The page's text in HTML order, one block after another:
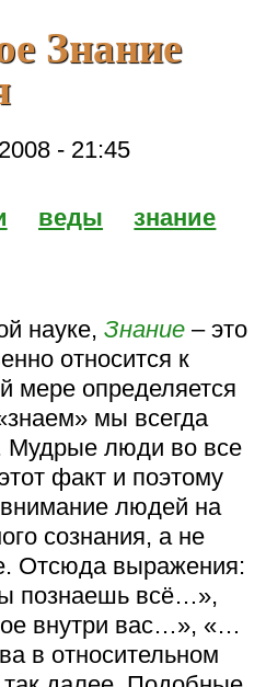
Знание
- 21:45
веды
знание
науке,Знание – это
относится к
мере определяется
мы всегда
Мудрые люди во все
факт и поэтому
людей на
сознания, а не
Отсюда выражения:
познаешь всё…»,
внутри вас…», «…
в относительном